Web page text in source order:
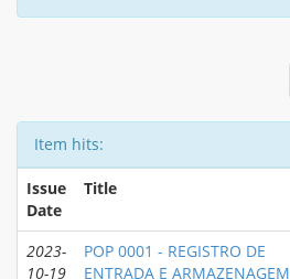
Item hits:
Issue
Date
Title
2023-
10-19
POP 0001 - REGISTRO DE
ENTRADA E ARMAZENAGEM